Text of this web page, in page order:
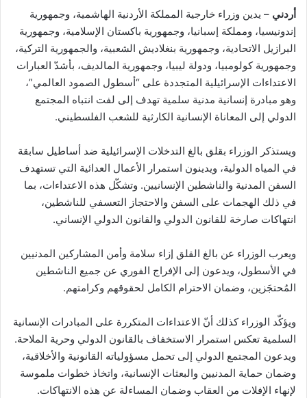
أردني – يدين وزراء خارجية المملكة الأردنية الهاشمية، وجمهورية
إندونيسيا، ومملكة إسبانيا، وجمهورية باكستان الإسلامية، وجمهورية
البرازيل الاتحادية، وجمهورية بنغلاديش الشعبية، والجمهورية التركية،
وجمهورية كولومبيا، ودولة ليبيا، وجمهورية المالديف، بأشدّ العبارات
الاعتداءات الإسرائيلية المتجددة على “أسطول الصمود العالمي”،
وهو مبادرة إنسانية مدنية سلمية تهدف إلى لفت انتباه المجتمع
الدولي إلى المعاناة الإنسانية الكارثية للشعب الفلسطيني.
ويستذكر الوزراء بقلق بالغ التدخلات الإسرائيلية ضد أساطيل سابقة
في المياه الدولية، ويدينون استمرار الأعمال العدائية التي تستهدف
السفن المدنية والناشطين الإنسانيين. وتشكّل هذه الاعتداءات، بما
في ذلك الهجمات على السفن والاحتجاز التعسفي للناشطين،
انتهاكات صارخة للقانون الدولي والقانون الدولي الإنساني.
ويعرب الوزراء عن بالغ القلق إزاء سلامة وأمن المشاركين المدنيين
في الأسطول، ويدعون إلى الإفراج الفوري عن جميع الناشطين
المُحتجَزين، وضمان الاحترام الكامل لحقوقهم وكرامتهم.
ويؤكّد الوزراء كذلك أنّ الاعتداءات المتكررة على المبادرات الإنسانية
السلمية تعكس استمرار الاستخفاف بالقانون الدولي وحرية الملاحة.
ويدعون المجتمع الدولي إلى تحمل مسؤولياته القانونية والأخلاقية،
وضمان حماية المدنيين والبعثات الإنسانية، واتخاذ خطوات ملموسة
لإنهاء الإفلات من العقاب وضمان المساءلة عن هذه الانتهاكات.